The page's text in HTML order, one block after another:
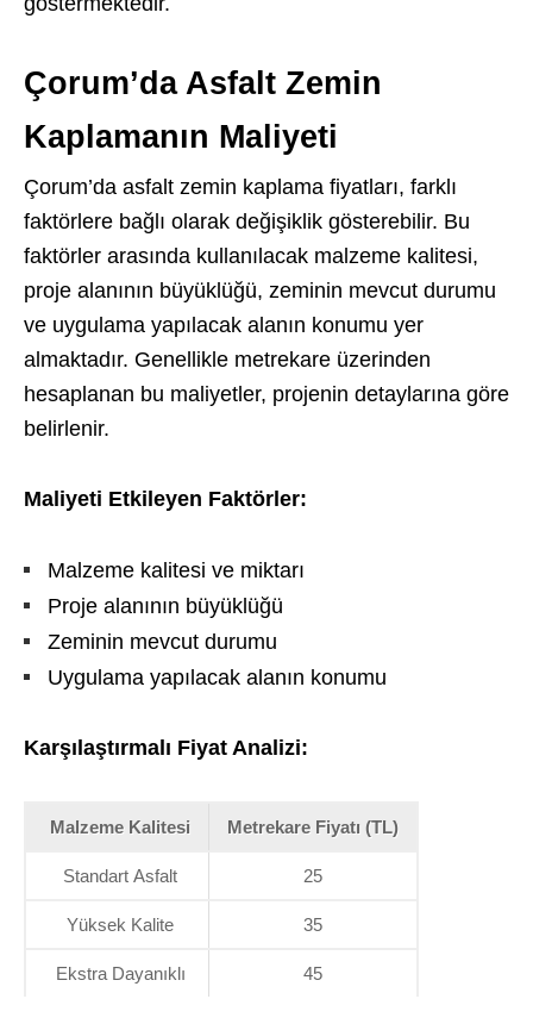
Çorum’da Asfalt Zemin
Kaplamanın Maliyeti
Çorum’da asfalt zemin kaplama fiyatları, farklı
faktörlere bağlı olarak değişiklik gösterebilir. Bu
faktörler arasında kullanılacak malzeme kalitesi,
proje alanının büyüklüğü, zeminin mevcut durumu
ve uygulama yapılacak alanın konumu yer
almaktadır. Genellikle metrekare üzerinden
hesaplanan bu maliyetler, projenin detaylarına göre
belirlenir.
Maliyeti Etkileyen Faktörler:
Malzeme kalitesi ve miktarı
Proje alanının büyüklüğü
Zeminin mevcut durumu
Uygulama yapılacak alanın konumu
Karşılaştırmalı Fiyat Analizi:
Malzeme Kalitesi Metrekare Fiyatı (TL)
Standart Asfalt 25
Yüksek Kalite 35
Ekstra Dayanıklı 45